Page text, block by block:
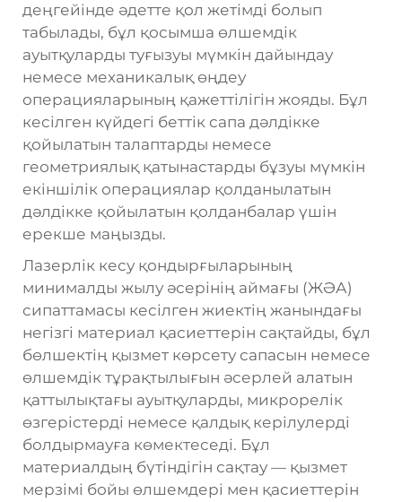
деңгейінде әдетте қол жетімді болып
табылады, бұл қосымша өлшемдік
ауытқуларды туғызуы мүмкін дайындау
немесе механикалық өңдеу
операцияларының қажеттілігін жояды. Бұл
кесілген күйдегі беттік сапа дәлдікке
қойылатын талаптарды немесе
геометриялық қатынастарды бұзуы мүмкін
екіншілік операциялар қолданылатын
дәлдікке қойылатын қолданбалар үшін
ерекше маңызды.
Лазерлік кесу қондырғыларының
минималды жылу әсерінің аймағы (ЖӘА)
сипаттамасы кесілген жиектің жанындағы
негізгі материал қасиеттерін сақтайды, бұл
бөлшектің қызмет көрсету сапасын немесе
өлшемдік тұрақтылығын әсерлей алатын
қаттылықтағы ауытқуларды, микрорелік
өзгерістерді немесе қалдық керілулерді
болдырмауға көмектеседі. Бұл
материалдың бүтіндігін сақтау — қызмет
мерзімі бойы өлшемдері мен қасиеттерін